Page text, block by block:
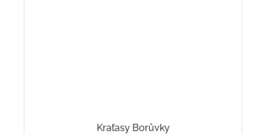
Kraťasy Borůvky